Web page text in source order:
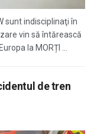
sunt indisciplinaţi în
vin să întărească
la MORȚI ...
de tren